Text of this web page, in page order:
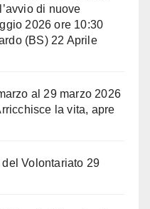
di nuove
2026 ore 10:30
(BS) 22 Aprile
al 29 marzo 2026
la vita, apre
Volontariato 29